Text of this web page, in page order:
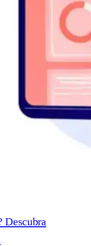
Descubra